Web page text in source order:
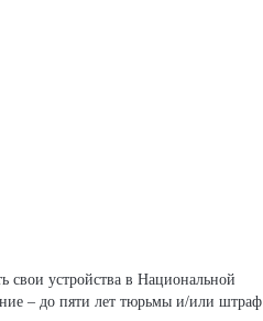
– до пяти лет тюрьмы и/или штраф